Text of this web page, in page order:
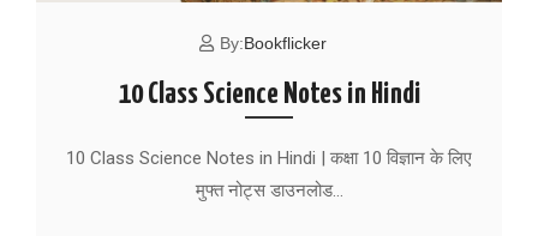
By:Bookflicker
10 Class Science Notes in Hindi
10 Class Science Notes in Hindi | कक्षा 10 विज्ञान के लिए
मुफ्त नोट्स डाउनलोड…